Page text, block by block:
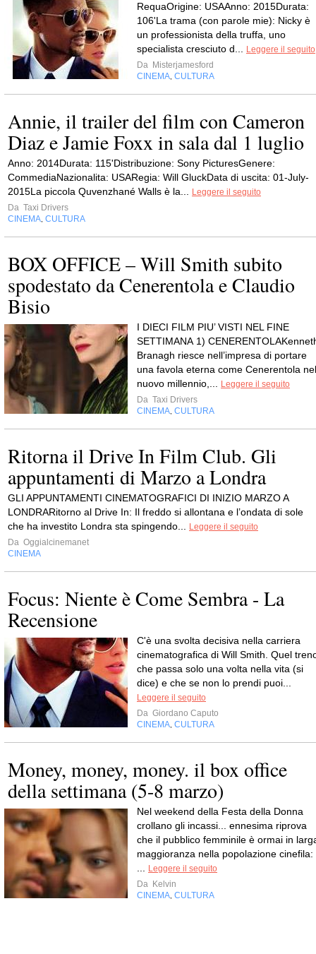
RequaOrigine: USAAnno: 2015Durata:
106'La trama (con parole mie): Nicky è
un professionista della truffa, uno
specialista cresciuto d...
Leggere il seguito
Da Misterjamesford
CINEMA CULTURA
Annie, il trailer del film con Cameron
Diaz e Jamie Foxx in sala dal 1 luglio
Anno: 2014Durata: 115'Distribuzione: Sony PicturesGenere:
CommediaNazionalita: USARegia: Will GluckData di uscita: 01-July-
2015La piccola Quvenzhané Walls è la...
Leggere il seguito
Da Taxi Drivers
CINEMA CULTURA
BOX OFFICE – Will Smith subito
spodestato da Cenerentola e Claudio
Bisio
I DIECI FILM PIU’ VISTI NEL FINE
SETTIMANA 1)
Branagh riesce nell’impresa di portare
una favola eterna come Cenerentola nel
nuovo millennio,...
Leggere il seguito
Da Taxi Drivers
CINEMA CULTURA
Ritorna il Drive In Film Club. Gli
appuntamenti di Marzo a Londra
GLI APPUNTAMENTI CINEMATOGRAFICI DI INIZIO MARZO A
LONDRARitorno al Drive In: Il freddo si allontana e l’ondata di sole
che ha investito Londra sta spingendo...
Leggere il seguito
Da Oggialcinemanet
CINEMA
Focus: Niente è Come Sembra - La
Recensione
C'è una svolta decisiva nella carriera
cinematografica di Will Smith. Quel
che passa solo una volta nella vita (si
dice) e che se non lo prendi puoi...
Leggere il seguito
Da Giordano Caputo
CINEMA CULTURA
Money, money, money. il box office
della settimana (5-8 marzo)
Nel weekend della Festa della Donna
crollano gli incassi... ennesima riprova
che il pubblico femminile è ormai in
maggioranza nella popolazione cinefila:
Leggere il seguito
Da Kelvin
CINEMA CULTURA